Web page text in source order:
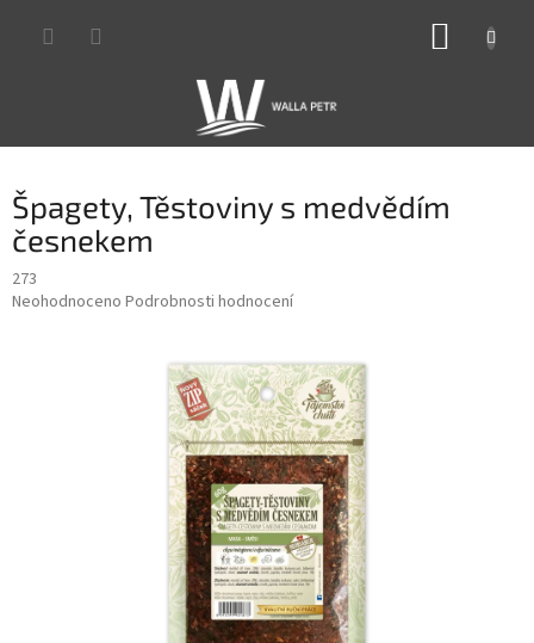
Špagety, Těstoviny s medvědím
česnekem
273
Průměrné
Neohodnoceno Podrobnosti hodnocení